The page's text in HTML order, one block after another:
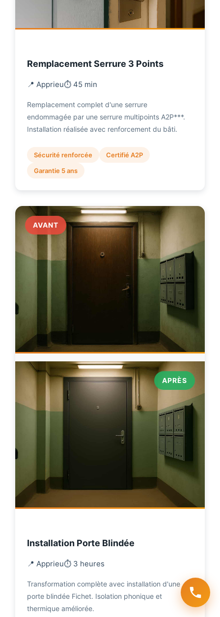
Remplacement Serrure 3 Points
📍 Apprieu⏱️ 45 min
Remplacement complet d'une serrure
endommagée par une serrure multipoints A2P***.
Installation réalisée avec renforcement du bâti.
Sécurité renforcée
Certifié A2P
Garantie 5 ans
AVANT
APRÈS
Installation Porte Blindée
📍 Apprieu⏱️ 3 heures
Transformation complète avec installation d'une
porte blindée Fichet. Isolation phonique et
thermique améliorée.